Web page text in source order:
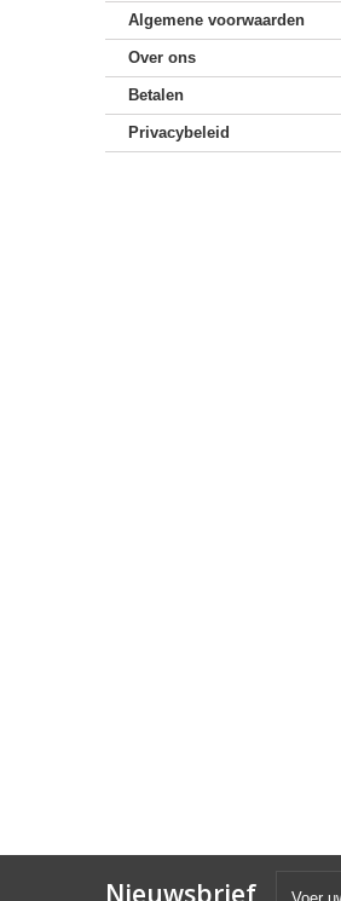
Algemene voorwaarden
Over ons
Betalen
Privacybeleid
Nieuwsbrief